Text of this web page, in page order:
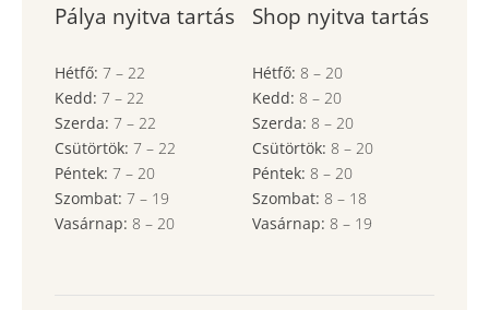
Pálya nyitva tartás
Hétfő: 7 – 22
Kedd: 7 – 22
Szerda: 7 – 22
Csütörtök: 7 – 22
Péntek: 7 – 20
Szombat: 7 – 19
Vasárnap: 8 – 20
Shop nyitva tartás
Hétfő: 8 – 20
Kedd: 8 – 20
Szerda: 8 – 20
Csütörtök: 8 – 20
Péntek: 8 – 20
Szombat: 8 – 18
Vasárnap: 8 – 19